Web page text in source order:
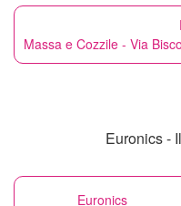
Massa e Cozzile - Via
Euronics -
Euronics